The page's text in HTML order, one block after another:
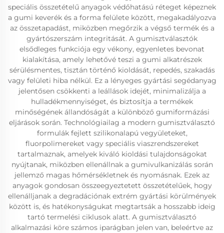
speciális összetételű anyagok védőhatású réteget képeznek
a gumi keverék és a forma felülete között, megakadályozva
az összetapadást, miközben megőrzik a végső termék és a
gyártószerszám integritását. A gumisztválasztók
elsődleges funkciója egy vékony, egyenletes bevonat
kialakítása, amely lehetővé teszi a gumi alkatrészek
sérülésmentes, tisztán történő kioldását, repedés, szakadás
vagy felületi hiba nélkül. Ez a lényeges gyártási segédanyag
jelentősen csökkenti a leállások idejét, minimalizálja a
hulladékmennyiséget, és biztosítja a termékek
minőségének állandóságát a különböző gumiformázási
eljárások során. Technológiailag a modern gumisztválasztó
formulák fejlett szilikonalapú vegyületeket,
fluorpolimereket vagy speciális viaszrendszereket
tartalmaznak, amelyek kiváló kioldási tulajdonságokat
nyújtanak, miközben ellenállnak a gumivulkanizálás során
jellemző magas hőmérsékletnek és nyomásnak. Ezek az
anyagok gondosan összeegyeztetett összetételűek, hogy
ellenálljanak a degradációnak extrém gyártási körülmények
között is, és hatékonyságukat megtartsák a hosszabb ideig
tartó termelési ciklusok alatt. A gumisztválasztó
alkalmazási köre számos iparágban jelen van, beleértve az